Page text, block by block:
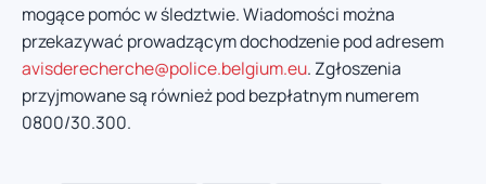
mogące pomóc w śledztwie. Wiadomości można
przekazywać prowadzącym dochodzenie pod adresem
avisderecherche@police.belgium.eu. Zgłoszenia
przyjmowane są również pod bezpłatnym numerem
0800/30.300.